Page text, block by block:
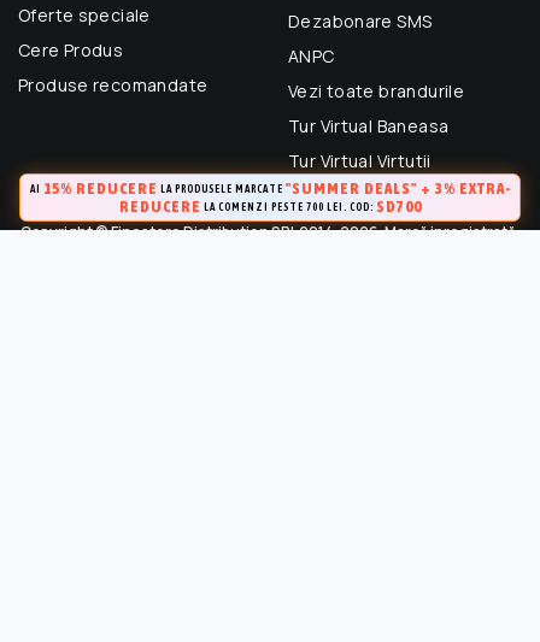
Oferte speciale
Cere Produs
Produse recomandate
Dezabonare SMS
ANPC
Vezi toate brandurile
Tur Virtual Baneasa
Tur Virtual Virtutii
Copyright © Finestore Distribution SRL 2014-2026. Marcă inregistrată.
AI 15% REDUCERE LA PRODUSELE MARCATE "SUMMER DEALS" + 3% EXTRA-
REDUCERE LA COMENZI PESTE 700 LEI. COD: SD700